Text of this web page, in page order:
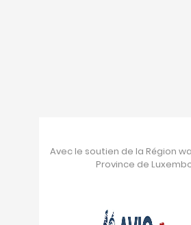
Avec le soutien de la Région
Province de